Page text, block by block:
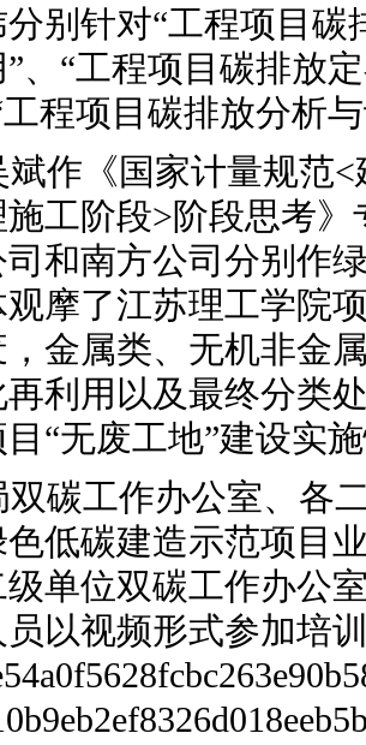
分别针对“工程项目
、“工程项目碳排放
程项目碳排放分析
斌作《国家计量规范
工阶段>阶段思考
和南方公司分别作
摩了江苏理工学院
金属类、无机非金
利用以及最终分类
“无废工地”建设实
双碳工作办公室、各
色低碳建造示范项目
单位双碳工作办公
以视频形式参加培